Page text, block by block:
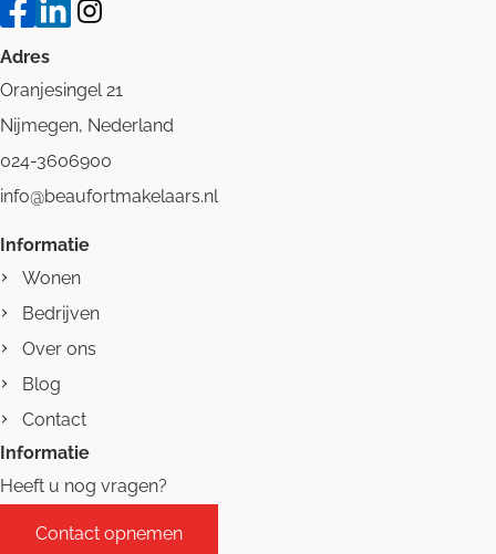
Adres
Oranjesingel 21
Nijmegen, Nederland
024-3606900
info@beaufortmakelaars.nl
Informatie
Wonen
Bedrijven
Over ons
Blog
Contact
Informatie
Heeft u nog vragen?
Contact opnemen